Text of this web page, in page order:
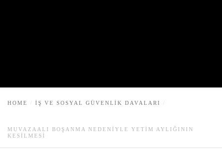
HOME İŞ VE SOSYAL GÜVENLIK DAVALARI
MUVAZAALI BOŞANMA NEDENIYLE YETIM AYLIĞININ
KESILMESI